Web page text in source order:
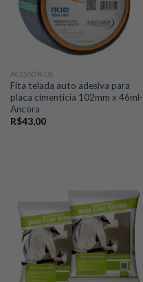
ACESSÓRIOS
Fita telada auto adesiva para
placa cimenticia 102mm x 46ml-
Ancora
R$43,00